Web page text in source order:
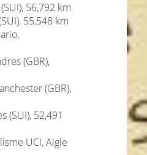
56,792 km
55,548 km
(GBR),
(GBR),
(SUI), 52,491
UCI, Aigle